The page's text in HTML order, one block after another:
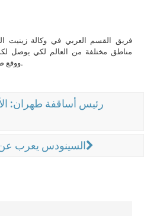
فريق القسم العربي في وكالة زينيت
مناطق مختلفة من العالم لكي يوصل
ووقع صدى الإنجيل الحي.
رئيس أساقفة طهران:
السينودس يعرب